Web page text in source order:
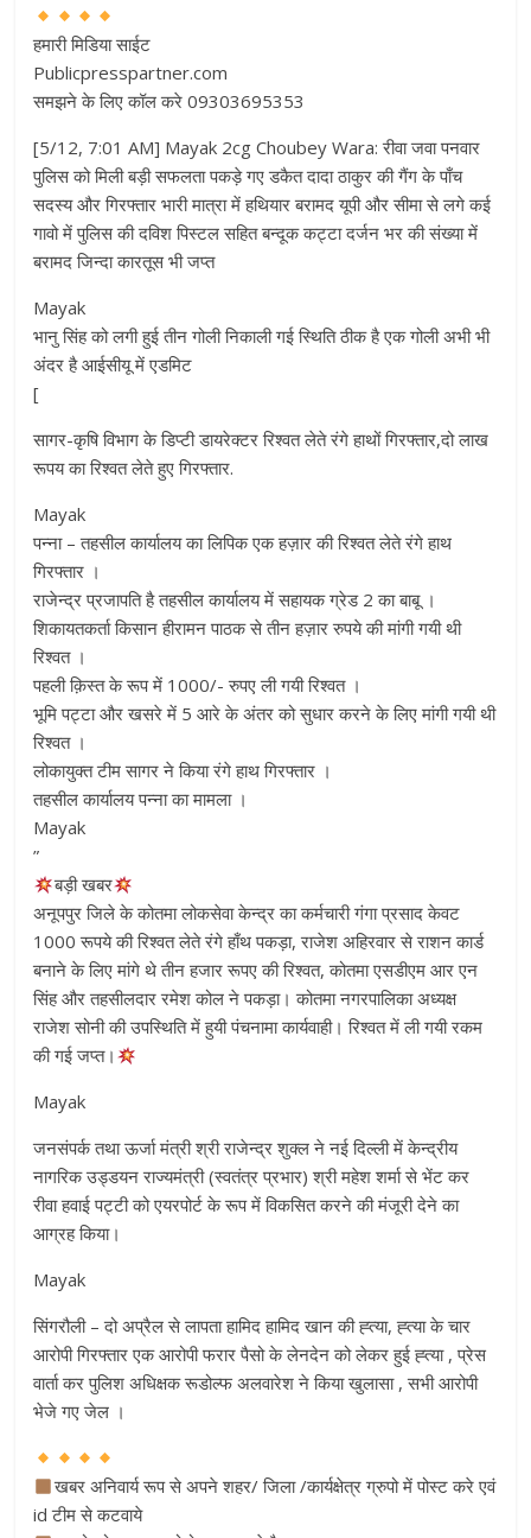
हमारी मिडिया साईट
Publicpresspartner.com
समझने के लिए कॉल करे 09303695353
[5/12, 7:01 AM] Mayak 2cg Choubey Wara: रीवा जवा पनवार
पुलिस को मिली बड़ी सफलता पकड़े गए डकैत दादा ठाकुर की गैंग के पाँच
सदस्य और गिरफ्तार भारी मात्रा में हथियार बरामद यूपी और सीमा से लगे कई
गावो में पुलिस की दविश पिस्टल सहित बन्दूक कट्टा दर्जन भर की संख्या में
बरामद जिन्दा कारतूस भी जप्त
Mayak
भानु सिंह को लगी हुई तीन गोली निकाली गई स्थिति ठीक है एक गोली अभी भी
अंदर है आईसीयू में एडमिट
[
सागर-कृषि विभाग के डिप्टी डायरेक्टर रिश्वत लेते रंगे हाथों गिरफ्तार,दो लाख
रूपय का रिश्वत लेते हुए गिरफ्तार.
Mayak
पन्ना – तहसील कार्यालय का लिपिक एक हज़ार की रिश्वत लेते रंगे हाथ
गिरफ्तार ।
राजेन्द्र प्रजापति है तहसील कार्यालय में सहायक ग्रेड 2 का बाबू ।
शिकायतकर्ता किसान हीरामन पाठक से तीन हज़ार रुपये की मांगी गयी थी
रिश्वत ।
पहली क़िस्त के रूप में 1000/- रुपए ली गयी रिश्वत ।
भूमि पट्टा और खसरे में 5 आरे के अंतर को सुधार करने के लिए मांगी गयी थी
रिश्वत ।
लोकायुक्त टीम सागर ने किया रंगे हाथ गिरफ्तार ।
तहसील कार्यालय पन्ना का मामला ।
Mayak
”
बड़ी खबर
अनूपपुर जिले के कोतमा लोकसेवा केन्द्र का कर्मचारी गंगा प्रसाद केवट
1000 रूपये की रिश्वत लेते रंगे हाँथ पकड़ा, राजेश अहिरवार से राशन कार्ड
बनाने के लिए मांगे थे तीन हजार रूपए की रिश्वत, कोतमा एसडीएम आर एन
सिंह और तहसीलदार रमेश कोल ने पकड़ा। कोतमा नगरपालिका अध्यक्ष
राजेश सोनी की उपस्थिति में हुयी पंचनामा कार्यवाही। रिश्वत में ली गयी रकम
की गई जप्त।
Mayak
जनसंपर्क तथा ऊर्जा मंत्री श्री राजेन्द्र शुक्ल ने नई दिल्ली में केन्द्रीय
नागरिक उड्डयन राज्यमंत्री (स्वतंत्र प्रभार) श्री महेश शर्मा से भेंट कर
रीवा हवाई पट्टी को एयरपोर्ट के रूप में विकसित करने की मंजूरी देने का
आग्रह किया।
Mayak
सिंगरौली – दो अप्रैल से लापता हामिद हामिद खान की ह्त्या, ह्त्या के चार
आरोपी गिरफ्तार एक आरोपी फरार पैसो के लेनदेन को लेकर हुई ह्त्या , प्रेस
वार्ता कर पुलिश अधिक्षक रूडोल्फ अलवारेश ने किया खुलासा , सभी आरोपी
भेजे गए जेल ।
खबर अनिवार्य रूप से अपने शहर/ जिला /कार्यक्षेत्र ग्रुपो में पोस्ट करे एवं
id टीम से कटवाये